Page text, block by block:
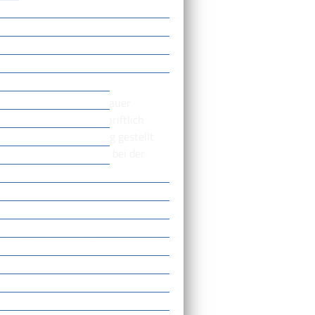
der Geltungsdauer
Ihres Wohnortes schriftlich
als Online-Antrag gestellt
Antragsformular bei der
Antrag inklusive der
Seite. Die erforderlichen
Antrages als Dateianhang
Sie stellt einen neuen